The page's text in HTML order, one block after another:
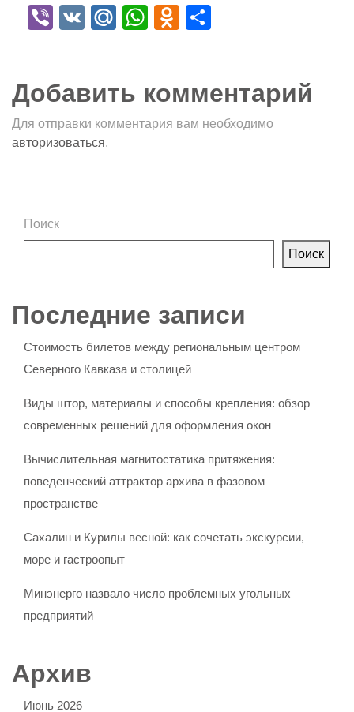
Viber
VK Mail.Ru
WhatsApp
Odnoklassniki
Добавить комментарий
Для отправки комментария вам необходимо
авторизоваться.
Поиск
Поиск
Последние записи
Стоимость билетов между региональным центром
Северного Кавказа и столицей
Виды штор, материалы и способы крепления: обзор
современных решений для оформления окон
Вычислительная магнитостатика притяжения:
поведенческий аттрактор архива в фазовом
пространстве
Сахалин и Курилы весной: как сочетать экскурсии,
море и гастроопыт
Минэнерго назвало число проблемных угольных
предприятий
Архив
Июнь 2026